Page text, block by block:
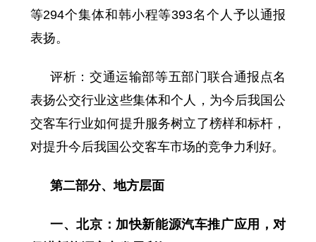
等294个集体和韩小程等393名个人予以通报
表扬。
评析：交通运输部等五部门联合通报点名
表扬公交行业这些集体和个人，为今后我国公
交客车行业如何提升服务树立了榜样和标杆，
对提升今后我国公交客车市场的竞争力利好。
第二部分、地方层面
一、北京：加快新能源汽车推广应用，对